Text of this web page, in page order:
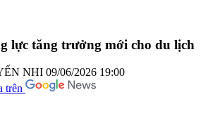
lực tăng trưởng mới cho du lịch
NHI 09/06/2026 19:00
trên